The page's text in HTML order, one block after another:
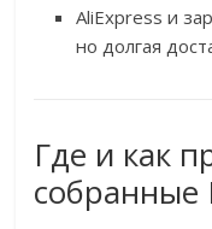
AliExpress и
но долгая
Где и как
собранные